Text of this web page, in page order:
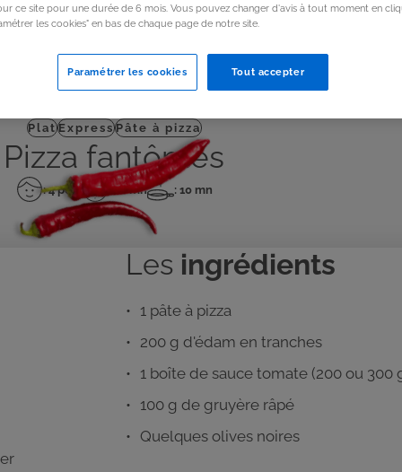
PlatExpressPâte à pizza
Pizza fantômes
Nombre
personnes
: 4 pers
Temps
de
: 10 mn
Temps
de
cuisson
: 10 mn
Les ingrédients
1 pâte à pizza
200 g d'édam en tranches
1 boîte de sauce tomate (200 ou 300
100 g de gruyère râpé
Quelques olives noires
ce site pour une durée de 6 mois. Vous pouvez changer d'avis à tout moment en
les cookies" en bas de chaque page de notre site.
Tout accepter
Paramétrer les cookies